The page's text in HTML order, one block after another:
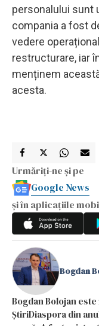
personalului sunt
compania a fost
vedere
restructurare, iar
menținem
acesta.
Urmăriți-ne și pe
Google News
și în aplicațiile
Bogdan
Bogdan Bolojan
ȘtiriDiaspora din